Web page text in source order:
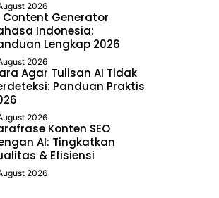
2026
Content Generator
Indonesia:
Lengkap 2026
2026
Agar Tulisan AI Tidak
Panduan Praktis
2026
Konten SEO
AI: Tingkatkan
& Efisiensi
2026